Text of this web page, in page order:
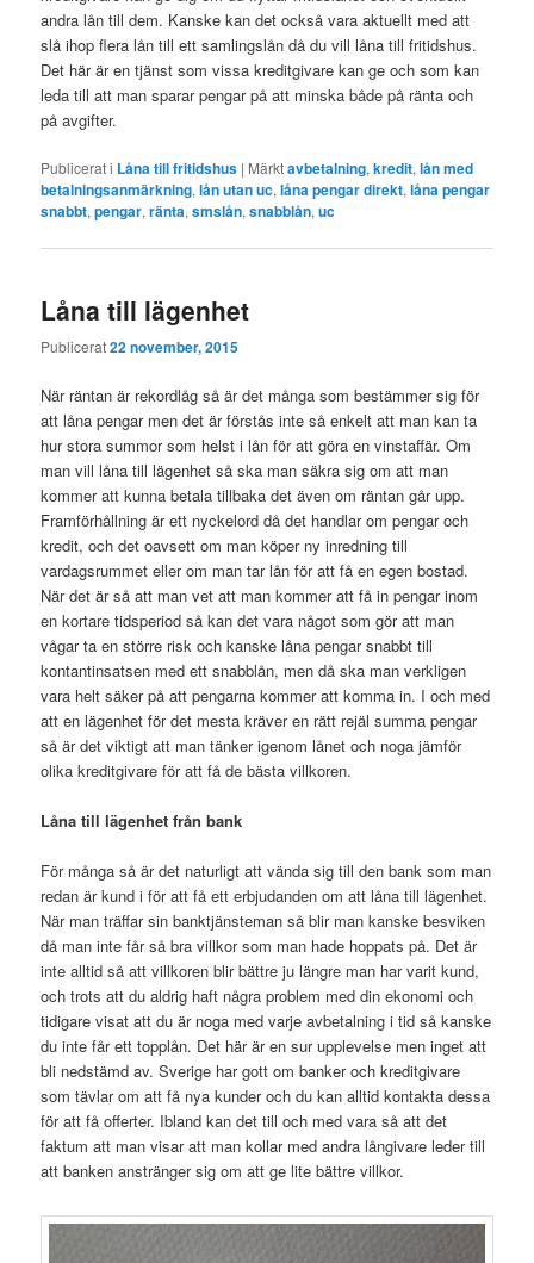
andra lån till dem. Kanske kan det också vara aktuellt med att
slå ihop flera lån till ett samlingslån då du vill låna till fritidshus.
Det här är en tjänst som vissa kreditgivare kan ge och som kan
leda till att man sparar pengar på att minska både på ränta och
på avgifter.
Publicerat i Låna till fritidshus | Märktavbetalning,kredit,lån med
betalningsanmärkning,lån utan uc,låna pengar direkt,låna pengar
snabbt,pengar,ränta,smslån,snabblån,uc
Låna till lägenhet
Publicerat22 november, 2015
När räntan är rekordlåg så är det många som bestämmer sig för
att låna pengar men det är förstås inte så enkelt att man kan ta
hur stora summor som helst i lån för att göra en vinstaffär. Om
man vill låna till lägenhet så ska man säkra sig om att man
kommer att kunna betala tillbaka det även om räntan går upp.
Framförhållning är ett nyckelord då det handlar om pengar och
kredit, och det oavsett om man köper ny inredning till
vardagsrummet eller om man tar lån för att få en egen bostad.
När det är så att man vet att man kommer att få in pengar inom
en kortare tidsperiod så kan det vara något som gör att man
vågar ta en större risk och kanske låna pengar snabbt till
kontantinsatsen med ett snabblån, men då ska man verkligen
vara helt säker på att pengarna kommer att komma in. I och med
att en lägenhet för det mesta kräver en rätt rejäl summa pengar
så är det viktigt att man tänker igenom lånet och noga jämför
olika kreditgivare för att få de bästa villkoren.
Låna till lägenhet från bank
För många så är det naturligt att vända sig till den bank som man
redan är kund i för att få ett erbjudanden om att låna till lägenhet.
När man träffar sin banktjänsteman så blir man kanske besviken
då man inte får så bra villkor som man hade hoppats på. Det är
inte alltid så att villkoren blir bättre ju längre man har varit kund,
och trots att du aldrig haft några problem med din ekonomi och
tidigare visat att du är noga med varje avbetalning i tid så kanske
du inte får ett topplån. Det här är en sur upplevelse men inget att
bli nedstämd av. Sverige har gott om banker och kreditgivare
som tävlar om att få nya kunder och du kan alltid kontakta dessa
för att få offerter. Ibland kan det till och med vara så att det
faktum att man visar att man kollar med andra långivare leder till
att banken anstränger sig om att ge lite bättre villkor.